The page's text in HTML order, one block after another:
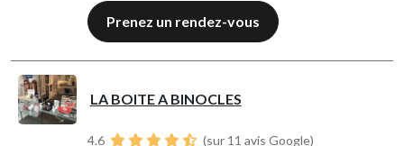
Prenez un rendez-vous
LA BOITE A BINOCLES
4.6 (sur 11 avis Google)